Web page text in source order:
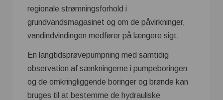
regionale strømningsforhold i
grundvandsmagasinet og om de påvirkninger,
vandindvindingen medfører på længere sigt.
En langtidsprøvepumpning med samtidig
observation af sænkningerne i pumpeboringen
og de omkringliggende boringer og brønde kan
bruges til at bestemme de hydrauliske